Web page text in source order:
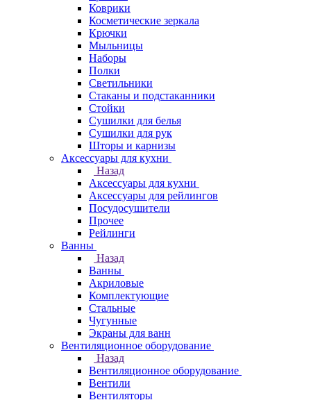
Коврики
Косметические зеркала
Крючки
Мыльницы
Наборы
Полки
Светильники
Стаканы и подстаканники
Стойки
Сушилки для белья
Сушилки для рук
Шторы и карнизы
Аксессуары для кухни
Назад
Аксессуары для кухни
Аксессуары для рейлингов
Посудосушители
Прочее
Рейлинги
Ванны
Назад
Ванны
Акриловые
Комплектующие
Стальные
Чугунные
Экраны для ванн
Вентиляционное оборудование
Назад
Вентиляционное оборудование
Вентили
Вентиляторы